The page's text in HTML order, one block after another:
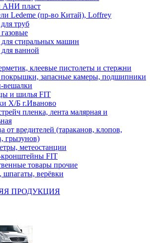
АНИ пласт
Ledeme (пр-во Китай), Loffrey
труб
стиральных машин
ванной
клеевые пистолеты и стержни
покрышки, запасные камеры, подшипники
вешалки
и шилья FIT
Х/Б г.Иваново
пленка, лента малярная и
от вредителей (тараканов, клопов,
грызунов)
метеостанции
кронштейны FIT
товары прочие
верёвки
ПРОДУКЦИЯ